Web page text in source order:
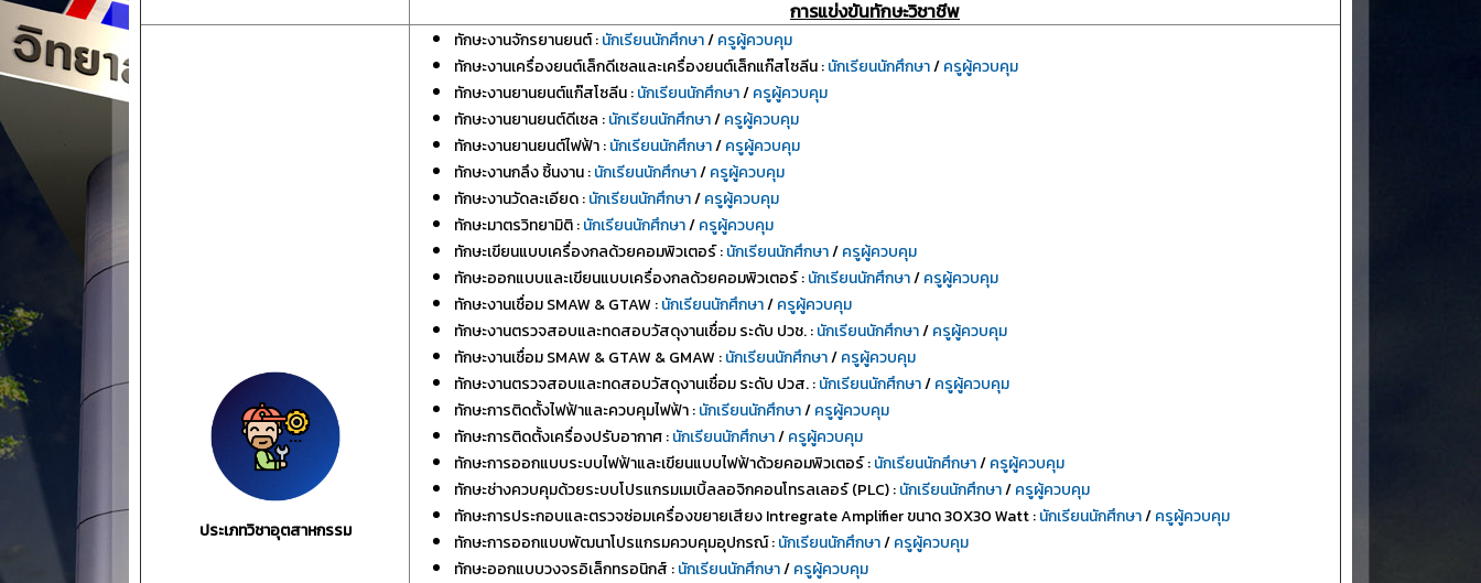
การแข่งขันทักษะวิชาชีพ
ประเภทวิชาอุตสาหกรรม
ทักษะงานจักรยานยนต์ :นักเรียนนักศึกษา/ครูผู้ควบคุม
ทักษะงานเครื่องยนต์เล็กดีเซลและเครื่องยนต์เล็กแก๊สโซลีน :นักเรียนนักศึกษา/ครูผู้ควบคุม
ทักษะงานยานยนต์แก๊สโซลีน :นักเรียนนักศึกษา/ครูผู้ควบคุม
ทักษะงานยานยนต์ดีเซล :นักเรียนนักศึกษา/ครูผู้ควบคุม
ทักษะงานยานยนต์ไฟฟ้า :นักเรียนนักศึกษา/ครูผู้ควบคุม
ทักษะงานกลึง ชิ้นงาน :นักเรียนนักศึกษา/ครูผู้ควบคุม
ทักษะงานวัดละเอียด :นักเรียนนักศึกษา/ครูผู้ควบคุม
ทักษะมาตรวิทยามิติ :นักเรียนนักศึกษา/ครูผู้ควบคุม
ทักษะเขียนแบบเครื่องกลด้วยคอมพิวเตอร์ :นักเรียนนักศึกษา/ครูผู้ควบคุม
ทักษะออกแบบและเขียนแบบเครื่องกลด้วยคอมพิวเตอร์ :นักเรียนนักศึกษา/ครูผู้ควบคุม
ทักษะงานเชื่อม SMAW & GTAW :นักเรียนนักศึกษา/ครูผู้ควบคุม
ทักษะงานตรวจสอบและทดสอบวัสดุงานเชื่อม ระดับ ปวช. :นักเรียนนักศึกษา/ครูผู้ควบคุม
ทักษะงานเชื่อม SMAW & GTAW & GMAW :นักเรียนนักศึกษา/ครูผู้ควบคุม
ทักษะงานตรวจสอบและทดสอบวัสดุงานเชื่อม ระดับ ปวส. :นักเรียนนักศึกษา/ครูผู้ควบคุม
ทักษะการติดตั้งไฟฟ้าและควบคุมไฟฟ้า :นักเรียนนักศึกษา/ครูผู้ควบคุม
ทักษะการติดตั้งเครื่องปรับอากาศ :นักเรียนนักศึกษา/ครูผู้ควบคุม
ทักษะการออกแบบระบบไฟฟ้าและเขียนแบบไฟฟ้าด้วยคอมพิวเตอร์ :นักเรียนนักศึกษา/ครูผู้ควบคุม
ทักษะช่างควบคุมด้วยระบบโปรแกรมเมเบิ้ลลอจิกคอนโทรลเลอร์ (PLC) :นักเรียนนักศึกษา/ครูผู้ควบคุม
ทักษะการประกอบและตรวจซ่อมเครื่องขยายเสียง Intregrate Amplifier ขนาด 30X30 Watt :นักเรียนนักศึกษา/ครูผู้ควบคุม
ทักษะการออกแบบพัฒนาโปรแกรมควบคุมอุปกรณ์ :นักเรียนนักศึกษา/ครูผู้ควบคุม
ทักษะออกแบบวงจรอิเล็กทรอนิกส์ :นักเรียนนักศึกษา/ครูผู้ควบคุม